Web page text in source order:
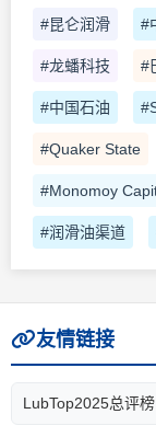
#昆仑润滑 #
#龙蟠科技 #
#中国石油
#Quaker State
#Monomoy
#润滑油渠道
友情链接
LubTop2025总评榜